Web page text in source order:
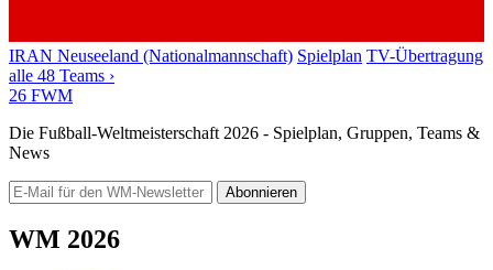
IRAN Neuseeland (Nationalmannschaft) Spielplan TV-Übertragung
alle 48 Teams ›
26 FWM
Die Fußball-Weltmeisterschaft 2026 - Spielplan, Gruppen, Teams &
News
Abonnieren
WM 2026